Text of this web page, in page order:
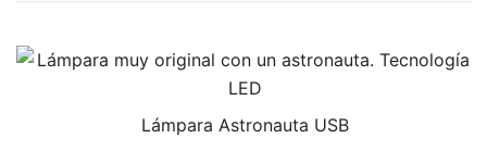
Lámpara Astronauta USB